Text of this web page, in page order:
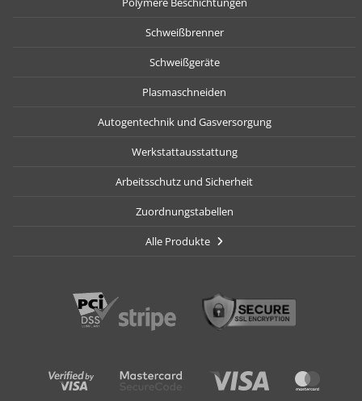
Schweißbrenner
Schweißgeräte
Plasmaschneiden
Autogentechnik und Gasversorgung
Werkstattausstattung
Arbeitsschutz und Sicherheit
Zuordnungstabellen
Alle Produkte